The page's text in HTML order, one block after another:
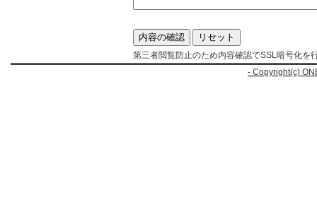
第三者閲覧防止のため内容確認でSSL暗号化を
- Copyright(c)